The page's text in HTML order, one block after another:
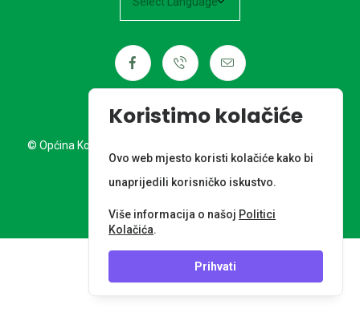
© Općina Kotoriba. Sva prava pridržana. Izrada web stranice:
Nordia grupa d.o.o.
Koristimo kolačiće
Ovo web mjesto koristi kolačiće kako bi
unaprijedili korisničko iskustvo.
Više informacija o našoj Politici
Kolačića.
Prihvati